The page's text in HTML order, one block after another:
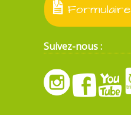
Suivez-nous :